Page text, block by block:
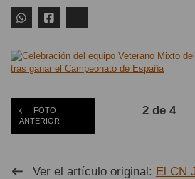
FOTO
ANTERIOR
2 de 4
Ver el artículo original: El CN